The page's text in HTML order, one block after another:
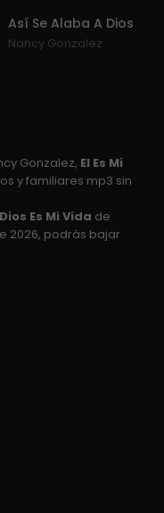
Así Se Alaba A Dios
Nancy Gonzalez
Gonzalez, El Es Mi
y familiares mp3 sin
Dios Es Mi Vida de
2026, podrás bajar